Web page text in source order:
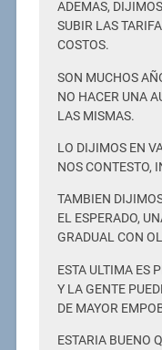
ADEMAS,
SUBIR LAS
COSTOS.
SON MUCHOS
NO HACER UNA
LAS MISMAS.
LO DIJIMOS EN
NOS CONTESTO,
TAMBIEN
EL ESPERADO,
GRADUAL CON
ESTA ULTIMA ES
Y LA GENTE
DE MAYOR
ESTARIA BUENO